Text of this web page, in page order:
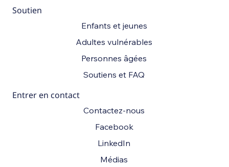
Soutien
Enfants et jeunes
Adultes vulnérables
Personnes âgées
Soutiens et FAQ
Entrer en contact
Contactez-nous
Facebook
Médias
LinkedIn